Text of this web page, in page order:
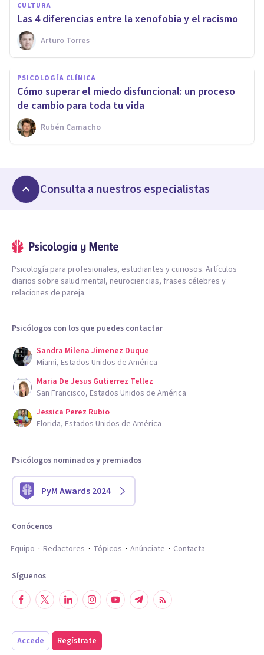
CULTURA
Las 4 diferencias entre la xenofobia y el racismo
Arturo Torres
PSICOLOGÍA CLÍNICA
Cómo superar el miedo disfuncional: un proceso
de cambio para toda tu vida
Rubén Camacho
Consulta a nuestros especialistas
Psicología para profesionales, estudiantes y curiosos. Artículos
diarios sobre salud mental, neurociencias, frases célebres y
relaciones de pareja.
Psicólogos con los que puedes contactar
Sandra Milena Jimenez Duque
Miami, Estados Unidos de América
Maria De Jesus Gutierrez Tellez
San Francisco, Estados Unidos de América
Jessica Perez Rubio
Florida, Estados Unidos de América
Psicólogos nominados y premiados
PyM Awards 2024
Conócenos
Equipo
Redactores Tópicos Anúnciate Contacta
Síguenos
Accede Regístrate